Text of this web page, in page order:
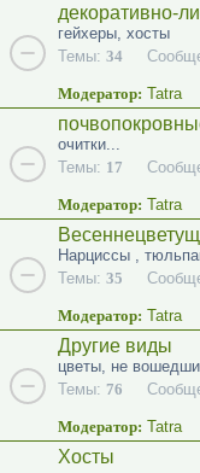
декоративно-
гейхеры, хосты
Темы: 34
Модератор: Tatra
очитки...
Темы: 17
Модератор: Tatra
Нарциссы ,
Темы: 35
Модератор: Tatra
Другие виды
цветы, не
Темы: 76
Модератор: Tatra
Хосты